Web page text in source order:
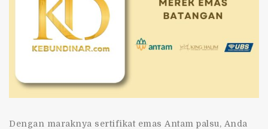
Dengan maraknya sertifikat emas Antam palsu, Anda